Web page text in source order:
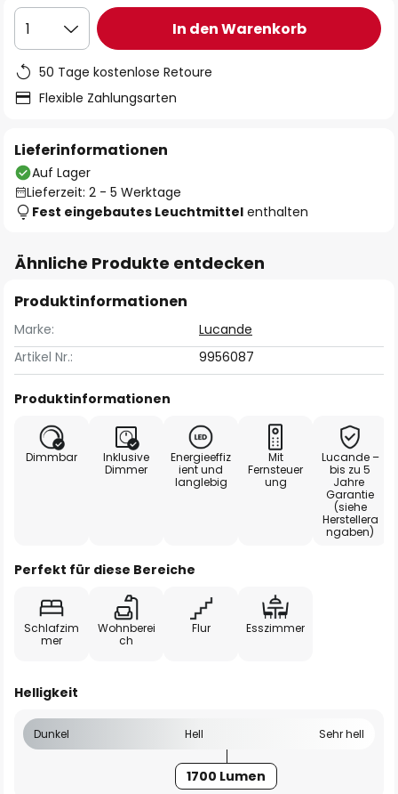
1 In den Warenkorb
50 Tage kostenlose Retoure
Flexible Zahlungsarten
Lieferinformationen
Auf Lager
Lieferzeit: 2 - 5 Werktage
Fest eingebautes Leuchtmittel enthalten
Ähnliche Produkte entdecken
Produktinformationen
Marke:
Lucande
Artikel Nr.:
9956087
Produktinformationen
Dimmbar
Inklusive
Dimmer
Energieeffiz
ient und
langlebig
Mit
Fernsteuer
ung
Lucande –
bis zu 5
Jahre
Garantie
(siehe
Herstellera
ngaben)
Perfekt für diese Bereiche
Schlafzim
mer
Wohnberei
ch
Flur Esszimmer
Helligkeit
Dunkel Hell Sehr hell
1700 Lumen